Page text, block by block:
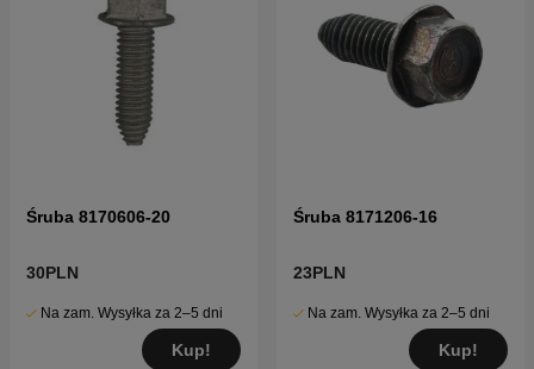
Śruba 8170606-20
30PLN
Na zam. Wysyłka za 2–5 dni
Kup!
Śruba 8171206-16
23PLN
Na zam. Wysyłka za 2–5 dni
Kup!